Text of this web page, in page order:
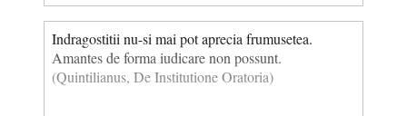
Indragostitii nu-si mai pot aprecia frumusetea.
Amantes de forma iudicare non possunt.
(Quintilianus, De Institutione Oratoria)